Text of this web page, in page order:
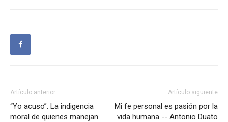
Artículo anterior
“Yo acuso”. La indigencia
moral de quienes manejan
Artículo siguiente
Mi fe personal es pasión por la
vida humana -- Antonio Duato